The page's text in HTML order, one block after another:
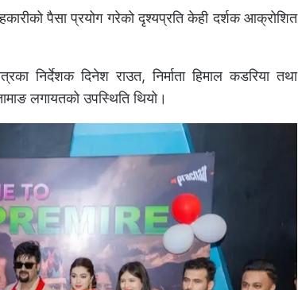
पैसा प्रयोग गरेको दृश्यप्रति केही दर्शक आक्रोशित
निर्देशक दिनेश राउत, निर्माता हिमाल कडरिया तथा
लगायतको उपस्थिति थियो।